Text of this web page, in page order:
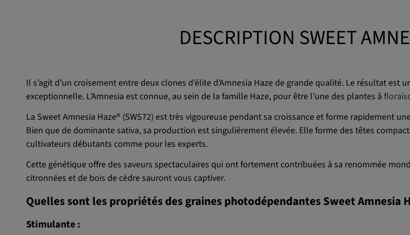
DESCRIPTION SWEET
Il s’agit d’un croisement entre deux clones d’élite d’Amnesia Haze de grande qualité. Le résultat
exceptionnelle. L’Amnesia est connue, au sein de la famille Haze, pour être l’une des plantes à
La Sweet Amnesia Haze® (SWS72) est très vigoureuse pendant sa croissance et forme rapidement
Bien que de dominante sativa, sa production est singulièrement élevée. Elle forme des têtes
cultivateurs débutants comme pour les experts.
Cette génétique offre des saveurs spectaculaires qui ont fortement contribuées à sa renommée
citronnées et de bois de cèdre sauront vous captiver.
Quelles sont les propriétés des graines photodépendantes Sweet Amnesia
Stimulante :